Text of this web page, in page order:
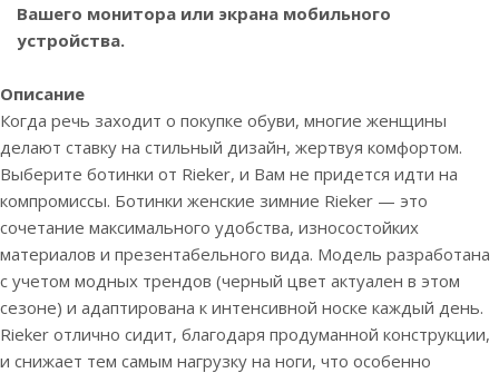
Вашего монитора или экрана мобильного
устройства.
Описание
Когда речь заходит о покупке обуви, многие женщины
делают ставку на стильный дизайн, жертвуя комфортом.
Выберите ботинки от Rieker, и Вам не придется идти на
компромиссы. Ботинки женские зимние Rieker — это
сочетание максимального удобства, износостойких
материалов и презентабельного вида. Модель разработана
с учетом модных трендов (черный цвет актуален в этом
сезоне) и адаптирована к интенсивной носке каждый день.
Rieker отлично сидит, благодаря продуманной конструкции,
и снижает тем самым нагрузку на ноги, что особенно